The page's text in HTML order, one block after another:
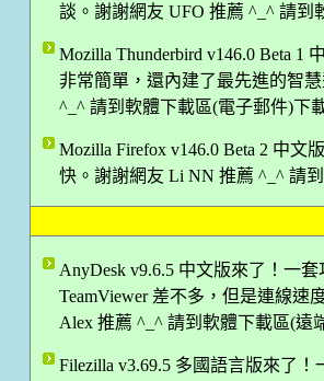
談。謝謝網友 UFO 推薦 ^_^ 請到
Mozilla Thunderbird v146.0 Beta
非常簡單，還內建了最先進的智
^_^ 請到軟體下載區(電子郵件)下
Mozilla Firefox v146.0 Beta 2 中
快。謝謝網友 Li NN 推薦 ^_^ 請
AnyDesk v9.6.5 中文版來了！一
TeamViewer 差不多，但是連線
Alex 推薦 ^_^ 請到軟體下載區(遠
Filezilla v3.69.5 多國語言版來了